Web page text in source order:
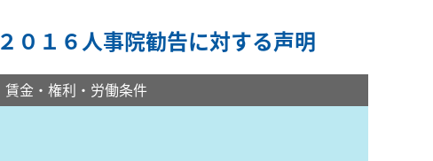
２０１６人事院勧告に対する声明
賃金・権利・労働条件